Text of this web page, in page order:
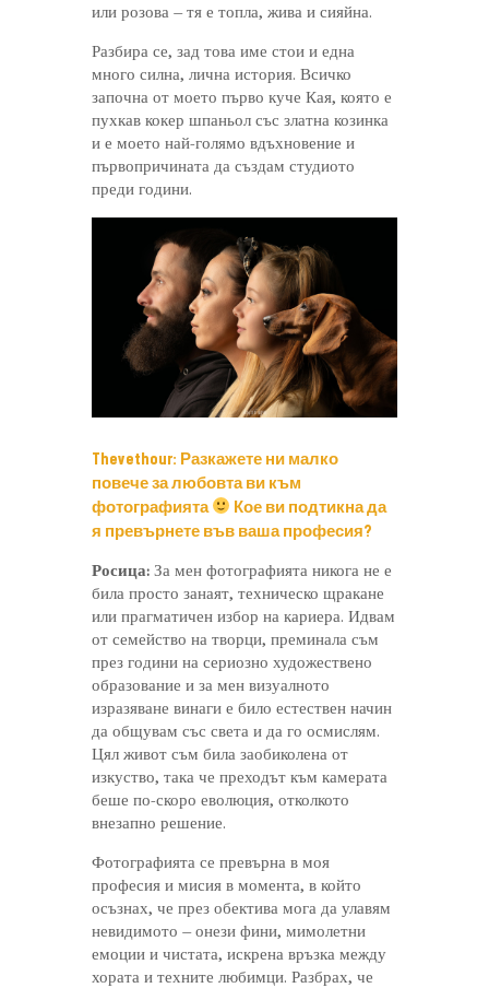
или розова – тя е топла, жива и сияйна.
Разбира се, зад това име стои и една
много силна, лична история. Всичко
започна от моето първо куче Кая, която е
пухкав кокер шпаньол със златна козинка
и е моето най-голямо вдъхновение и
първопричината да създам студиото
преди години.
Thevethour: Разкажете ни малко
повече за любовта ви към
фотографията
Кое ви подтикна да
я превърнете във ваша професия?
Росица: За мен фотографията никога не е
била просто занаят, техническо щракане
или прагматичен избор на кариера. Идвам
от семейство на творци, преминала съм
през години на сериозно художествено
образование и за мен визуалното
изразяване винаги е било естествен начин
да общувам със света и да го осмислям.
Цял живот съм била заобиколена от
изкуство, така че преходът към камерата
беше по-скоро еволюция, отколкото
внезапно решение.
Фотографията се превърна в моя
професия и мисия в момента, в който
осъзнах, че през обектива мога да улавям
невидимото – онези фини, мимолетни
емоции и чистата, искрена връзка между
хората и техните любимци. Разбрах, че